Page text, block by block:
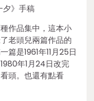
夕》手稿
作品集中，這本小
老頭兒兩篇作品的
篇是1961年11月25日
年1月24日改完
頭。也還有點看